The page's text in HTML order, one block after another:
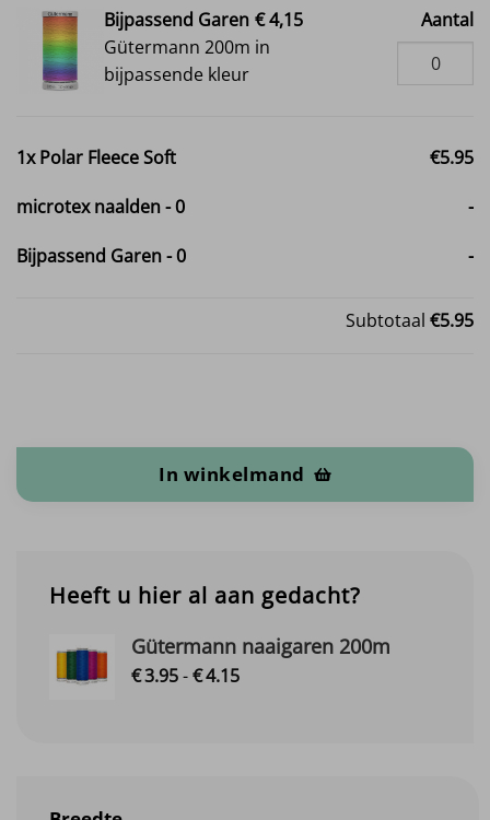
Bijpassend Garen € 4,15
Gütermann 200m in
bijpassende kleur
Aantal
1xPolar Fleece Soft €5.95
microtex naalden-0 -
Bijpassend Garen-0 -
Subtotaal €5.95
In winkelmand
Heeft u hier al aan gedacht?
Gütermann naaigaren 200m
€3.95-€4.15Prijsklasse: